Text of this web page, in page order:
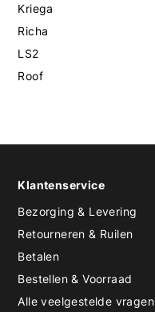
Kriega
Richa
LS2
Roof
Klantenservice
Bezorging & Levering
Retourneren & Ruilen
Betalen
Bestellen & Voorraad
Alle veelgestelde vragen